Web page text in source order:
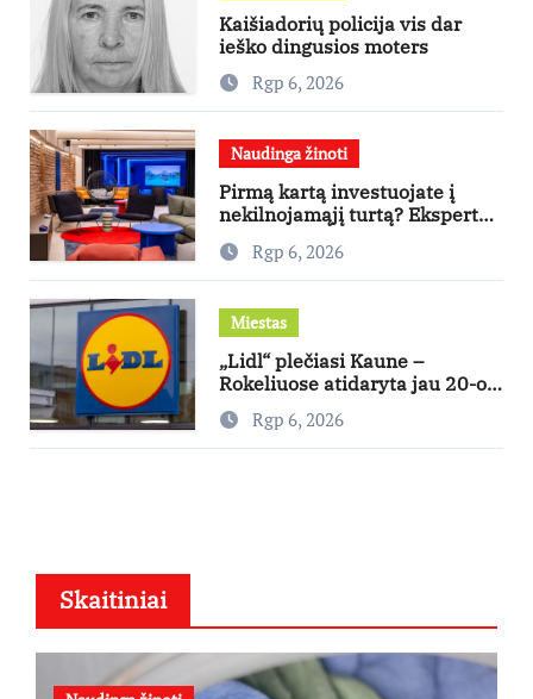
Kaišiadorių policija vis dar
ieško dingusios moters
Rgp 6, 2026
Naudinga žinoti
Pirmą kartą investuojate į
nekilnojamąjį turtą? Ekspertas
pataria, kaip pasirinkti būstą,
kuris generuos grąžą
Rgp 6, 2026
Miestas
„Lidl“ plečiasi Kaune –
Rokeliuose atidaryta jau 20-oji
parduotuvė mieste
Rgp 6, 2026
Skaitiniai